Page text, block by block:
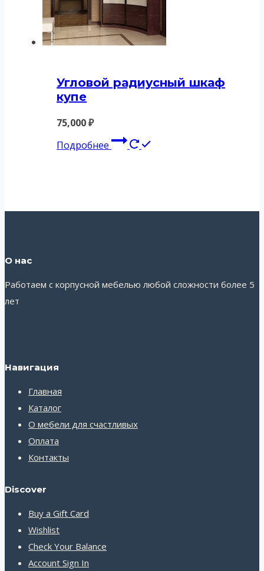
Угловой радиусный шкаф
купе
75,000₽
Подробнее
О нас
Работаем с корпусной мебелью любой сложности более 5
лет
Навигация
Главная
Каталог
О мебели для счастливых
Оплата
Контакты
Discover
Buy a Gift Card
Wishlist
Check Your Balance
Account Sign In